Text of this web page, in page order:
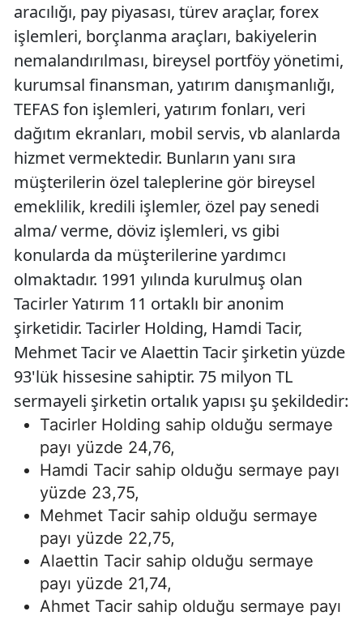
aracılığı, pay piyasası, türev araçlar, forex
işlemleri, borçlanma araçları, bakiyelerin
nemalandırılması, bireysel portföy yönetimi,
kurumsal finansman, yatırım danışmanlığı,
TEFAS fon işlemleri, yatırım fonları, veri
dağıtım ekranları, mobil servis, vb alanlarda
hizmet vermektedir. Bunların yanı sıra
müşterilerin özel taleplerine gör bireysel
emeklilik, kredili işlemler, özel pay senedi
alma/ verme, döviz işlemleri, vs gibi
konularda da müşterilerine yardımcı
olmaktadır. 1991 yılında kurulmuş olan
Tacirler Yatırım 11 ortaklı bir anonim
şirketidir. Tacirler Holding, Hamdi Tacir,
Mehmet Tacir ve Alaettin Tacir şirketin yüzde
93'lük hissesine sahiptir. 75 milyon TL
sermayeli şirketin ortalık yapısı şu şekildedir:
Tacirler Holding sahip olduğu sermaye
payı yüzde 24,76,
Hamdi Tacir sahip olduğu sermaye payı
yüzde 23,75,
Mehmet Tacir sahip olduğu sermaye
payı yüzde 22,75,
Alaettin Tacir sahip olduğu sermaye
payı yüzde 21,74,
Ahmet Tacir sahip olduğu sermaye payı